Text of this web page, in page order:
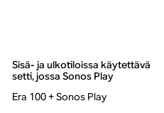
Sisä- ja ulkotiloissa käytettävä
setti, jossa Sonos Play
Era 100 + Sonos Play